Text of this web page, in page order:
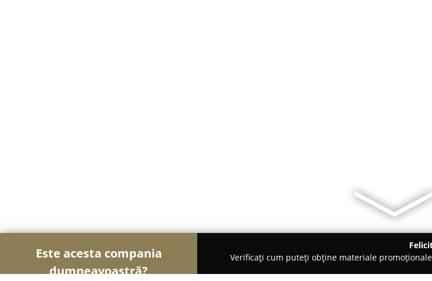
Este acesta compania
dumneavoastră?
Verificați cum puteți obține materiale